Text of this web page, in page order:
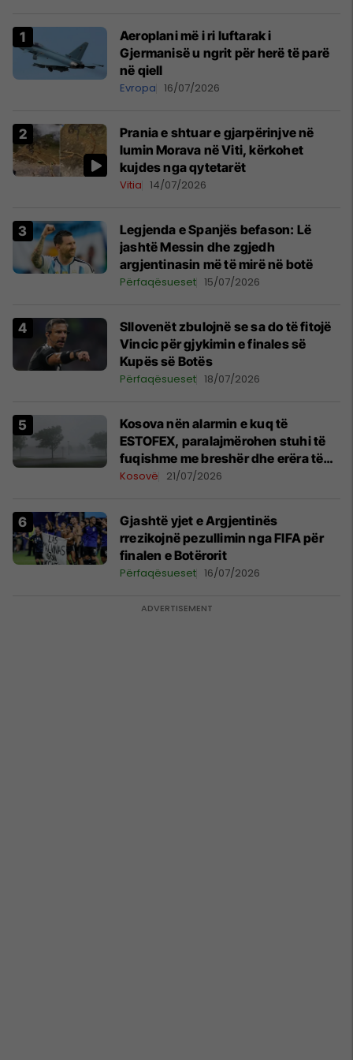
Aeroplani më i ri luftarak i
Gjermanisë u ngrit për herë të parë
në qiell
Evropa 16/07/2026
Prania e shtuar e gjarpërinjve në
lumin Morava në Viti, kërkohet
kujdes nga qytetarët
Vitia 14/07/2026
Legjenda e Spanjës befason: Lë
jashtë Messin dhe zgjedh
argjentinasin më të mirë në botë
Përfaqësueset 15/07/2026
Sllovenët zbulojnë se sa do të fitojë
Vincic për gjykimin e finales së
Kupës së Botës
Përfaqësueset 18/07/2026
Kosova nën alarmin e kuq të
ESTOFEX, paralajmërohen stuhi të
fuqishme me breshër dhe erëra të
forta
Kosovë 21/07/2026
Gjashtë yjet e Argjentinës
rrezikojnë pezullimin nga FIFA për
finalen e Botërorit
Përfaqësueset 16/07/2026